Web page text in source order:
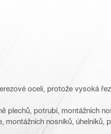
oceli, protože vysoká
plechů, potrubí, montážních
montážních nosníků, úhelníků,